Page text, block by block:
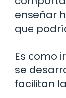
enseñar
que
Es como
se
facilitan